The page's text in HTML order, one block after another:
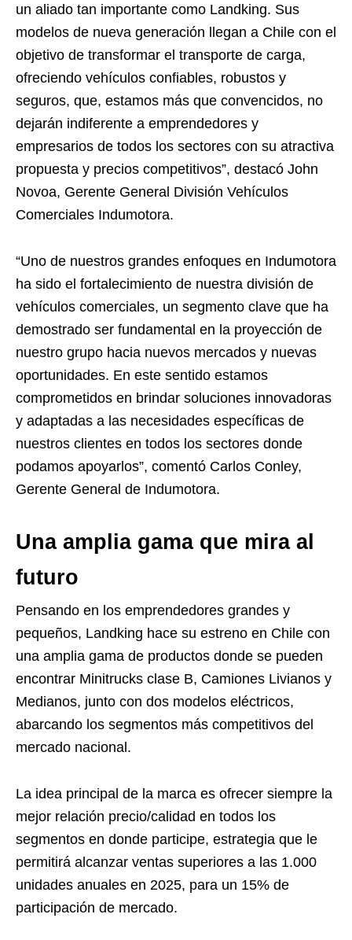
un aliado tan importante como Landking. Sus
modelos de nueva generación llegan a Chile con el
objetivo de transformar el transporte de carga,
ofreciendo vehículos confiables, robustos y
seguros, que, estamos más que convencidos, no
dejarán indiferente a emprendedores y
empresarios de todos los sectores con su atractiva
propuesta y precios competitivos”, destacó John
Novoa, Gerente General División Vehículos
Comerciales Indumotora.
“Uno de nuestros grandes enfoques en Indumotora
ha sido el fortalecimiento de nuestra división de
vehículos comerciales, un segmento clave que ha
demostrado ser fundamental en la proyección de
nuestro grupo hacia nuevos mercados y nuevas
oportunidades. En este sentido estamos
comprometidos en brindar soluciones innovadoras
y adaptadas a las necesidades específicas de
nuestros clientes en todos los sectores donde
podamos apoyarlos”, comentó Carlos Conley,
Gerente General de Indumotora.
Una amplia gama que mira al
futuro
Pensando en los emprendedores grandes y
pequeños, Landking hace su estreno en Chile con
una amplia gama de productos donde se pueden
encontrar Minitrucks clase B, Camiones Livianos y
Medianos, junto con dos modelos eléctricos,
abarcando los segmentos más competitivos del
mercado nacional.
La idea principal de la marca es ofrecer siempre la
mejor relación precio/calidad en todos los
segmentos en donde participe, estrategia que le
permitirá alcanzar ventas superiores a las 1.000
unidades anuales en 2025, para un 15% de
participación de mercado.